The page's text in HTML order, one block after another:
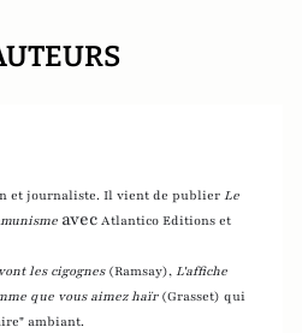
et journaliste. Il vient de publier Le
avec Atlantico Editions et
les cigognes (Ramsay), L'affiche
que vous aimez haïr (Grasset) qui
ambiant.